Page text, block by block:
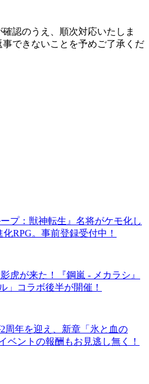
認のうえ、順次対応いたしま
できないことを予めご了承くだ
プ：獣神転生』名将がケモ化し
RPG。事前登録受付中！
虎が来た！『鋼嵐 - メカラシ』
」コラボ後半が開催！
周年を迎え、新章「氷と血の
ベントの報酬もお見逃し無く！